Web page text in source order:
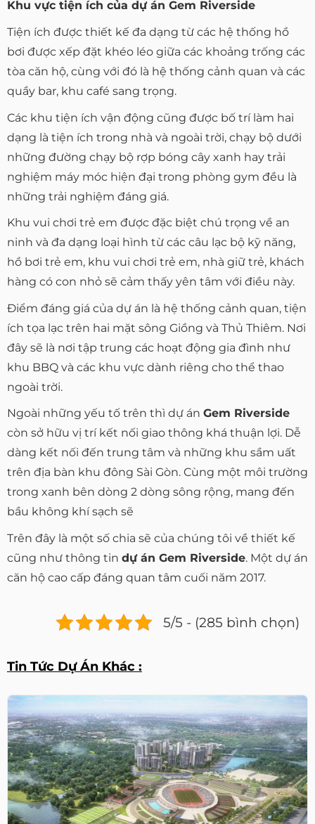
Khu vực tiện ích của dự án Gem Riverside
Tiện ích được thiết kế đa dạng từ các hệ thống hồ
bơi được xếp đặt khéo léo giữa các khoảng trống các
tòa căn hộ, cùng với đó là hệ thống cảnh quan và các
quầy bar, khu café sang trọng.
Các khu tiện ích vận động cũng được bố trí làm hai
dạng là tiện ích trong nhà và ngoài trời, chạy bộ dưới
những đường chạy bộ rợp bóng cây xanh hay trải
nghiệm máy móc hiện đại trong phòng gym đều là
những trải nghiệm đáng giá.
Khu vui chơi trẻ em được đặc biệt chú trọng về an
ninh và đa dạng loại hình từ các câu lạc bộ kỹ năng,
hồ bơi trẻ em, khu vui chơi trẻ em, nhà giữ trẻ, khách
hàng có con nhỏ sẽ cảm thấy yên tâm với điều này.
Điểm đáng giá của dự án là hệ thống cảnh quan, tiện
ích tọa lạc trên hai mặt sông Giồng và Thủ Thiêm. Nơi
đây sẽ là nơi tập trung các hoạt động gia đình như
khu BBQ và các khu vực dành riêng cho thể thao
ngoài trời.
Ngoài những yếu tố trên thì dự án Gem Riverside
còn sở hữu vị trí kết nối giao thông khá thuận lợi. Dễ
dàng kết nối đến trung tâm và những khu sầm uất
trên địa bàn khu đông Sài Gòn. Cùng một môi trường
trong xanh bên dòng 2 dòng sông rộng, mang đến
bầu không khí sạch sẽ
Trên đây là một số chia sẽ của chúng tôi về thiết kế
cũng như thông tin dự án Gem Riverside. Một dự án
căn hộ cao cấp đáng quan tâm cuối năm 2017.
5/5 - (285 bình chọn)
Tin Tức Dự Án Khác :